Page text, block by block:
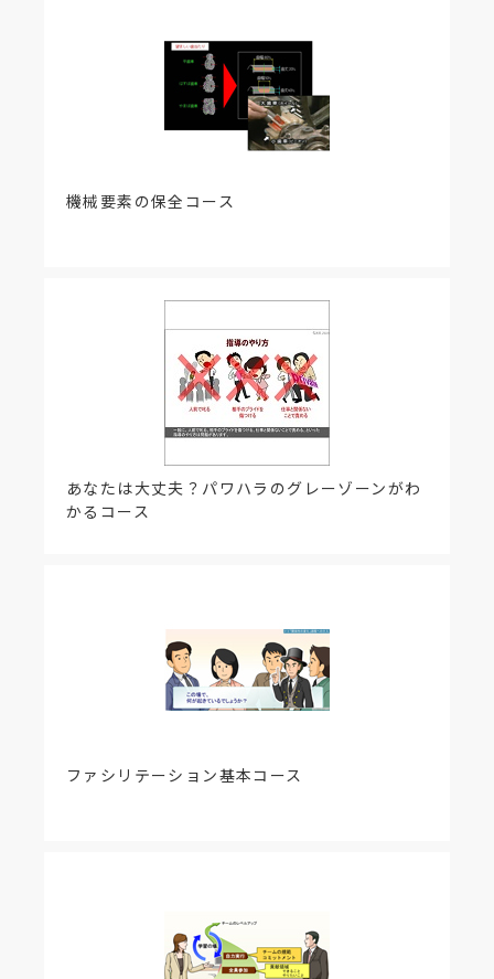
機械要素の保全コース
あなたは大丈夫？パワハラのグレーゾーンがわ
かるコース
ファシリテーション基本コース